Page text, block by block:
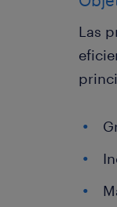
Las